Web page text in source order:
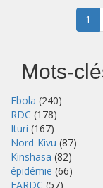
1
Mots-
Ebola (240)
RDC (178)
Ituri (167)
Nord-Kivu (87)
Kinshasa (82)
épidémie (66)
FARDC (57)